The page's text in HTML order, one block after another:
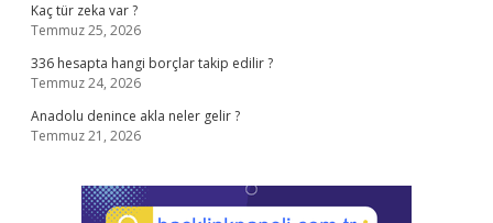
Kaç tür zeka var ?
Temmuz 25, 2026
336 hesapta hangi borçlar takip edilir ?
Temmuz 24, 2026
Anadolu denince akla neler gelir ?
Temmuz 21, 2026